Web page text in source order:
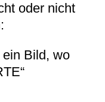
oder nicht
Bild, wo